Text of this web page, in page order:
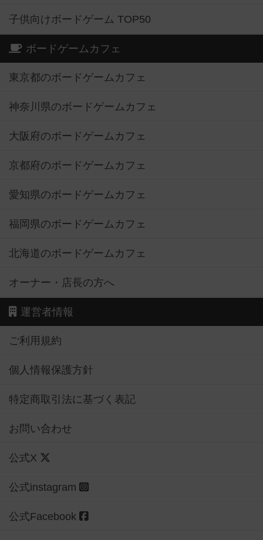
子供向けボードゲーム TOP50
ボードゲームカフェ
東京都のボードゲームカフェ
神奈川県のボードゲームカフェ
大阪府のボードゲームカフェ
京都府のボードゲームカフェ
愛知県のボードゲームカフェ
福岡県のボードゲームカフェ
北海道のボードゲームカフェ
オーナー・店長の方へ
運営者情報
ご利用規約
個人情報保護方針
特定商取引法に基づく表記
お問い合わせ
公式X
公式instagram
公式Facebook